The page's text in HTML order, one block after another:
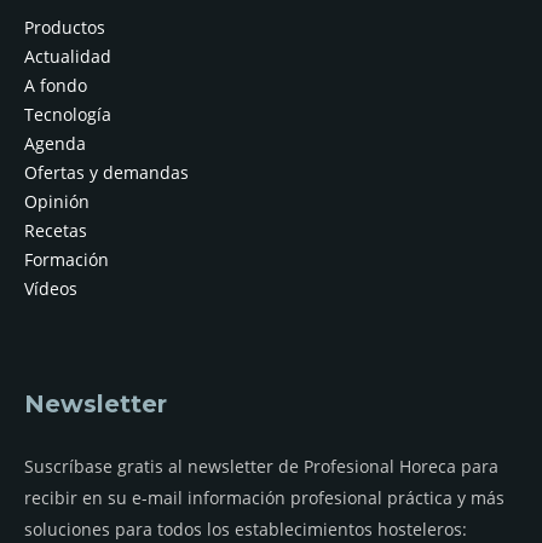
Productos
Actualidad
A fondo
Tecnología
Agenda
Ofertas y demandas
Opinión
Recetas
Formación
Vídeos
Newsletter
Suscríbase gratis al newsletter de Profesional Horeca para
recibir en su e-mail información profesional práctica y más
soluciones para todos los establecimientos hosteleros: